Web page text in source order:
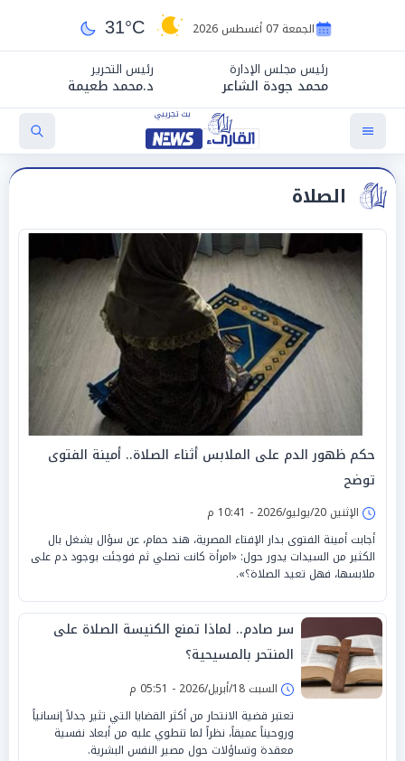
الجمعة 07 أغسطس 2026 31°C
رئيس مجلس الإدارة
محمد جودة الشاعر
رئيس التحرير
د.محمد طعيمة
الصلاة
حكم ظهور الدم على الملابس أثناء الصلاة.. أمينة الفتوى
توضح
الإثنين 20/يوليو/2026 - 10:41 م
أجابت أمينة الفتوى بدار الإفتاء المصرية، هند حمام، عن سؤال يشغل بال
الكثير من السيدات يدور حول: «امرأة كانت تصلي ثم فوجئت بوجود دم على
ملابسها، فهل تعيد الصلاة؟».
سر صادم.. لماذا تمنع الكنيسة الصلاة على
المنتحر بالمسيحية؟
السبت 18/أبريل/2026 - 05:51 م
تعتبر قضية الانتحار من أكثر القضايا التي تثير جدلاً إنسانياً
وروحيناً عميقاً، نظراً لما تنطوي عليه من أبعاد نفسية
معقدة وتساؤلات حول مصير النفس البشرية.